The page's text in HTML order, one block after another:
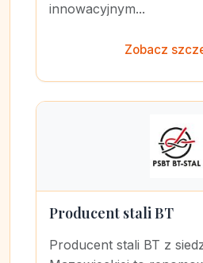
innowacyjnym...
Zobacz
Producent stali BT
Producent stali BT z